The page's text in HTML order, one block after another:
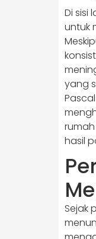
Di sisi
untuk
yang
hasil
Sejak